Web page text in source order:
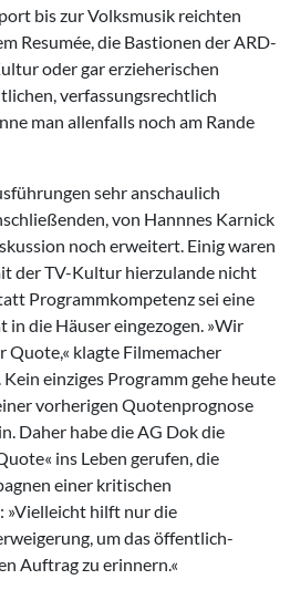
bis zur Volksmusik reichten
Resumée, die Bastionen der ARD-
oder gar erzieherischen
verfassungsrechtlich
man allenfalls noch am Rande
sehr anschaulich
von Hannnes Karnick
noch erweitert. Einig waren
der TV-Kultur hierzulande nicht
Programmkompetenz sei eine
in die Häuser eingezogen. »Wir
klagte Filmemacher
einziges Programm gehe heute
vorherigen Quotenprognose
Daher habe die AG Dok die
ins Leben gerufen, die
einer kritischen
»Vielleicht hilft nur die
um das öffentlich-
Auftrag zu erinnern.«